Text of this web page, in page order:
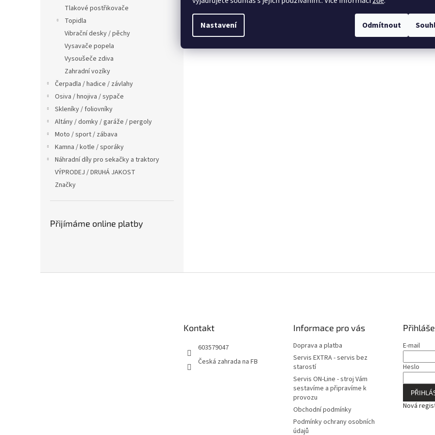
Nastavení Odmítnout
Tlakové postřikovače
Topidla
Vibrační desky / pěchy
Vysavače popela
Vysoušeče zdiva
Zahradní vozíky
Čerpadla / hadice / závlahy
Osiva / hnojiva / sypače
Skleníky / foliovníky
Altány / domky / garáže / pergoly
Moto / sport / zábava
Kamna / kotle / sporáky
Náhradní díly pro sekačky a traktory
VÝPRODEJ / DRUHÁ JAKOST
Značky
Přijímáme online platby
Kontakt
603579047
Česká zahrada na FB
Informace pro vás
Doprava a platba
Servis EXTRA - servis bez
starostí
Servis ON-Line - stroj Vám
sestavíme a připravíme k
provozu
Obchodní podmínky
Podmínky ochrany osobních
údajů
E-mail
Heslo
Nová